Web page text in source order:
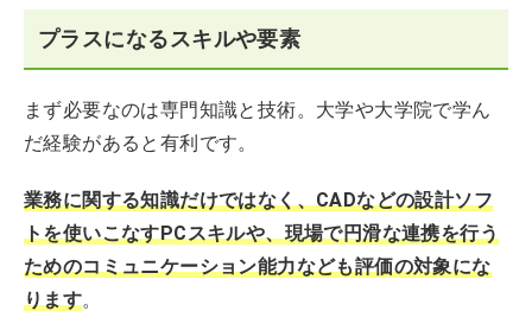
プラスになるスキルや要素
まず必要なのは専門知識と技術。大学や大学院で学ん
だ経験があると有利です。
業務に関する知識だけではなく、CADなどの設計ソフ
トを使いこなすPCスキルや、現場で円滑な連携を行う
ためのコミュニケーション能力なども評価の対象にな
ります。